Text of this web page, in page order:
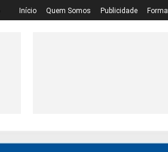
Início Quem Somos Publicidade